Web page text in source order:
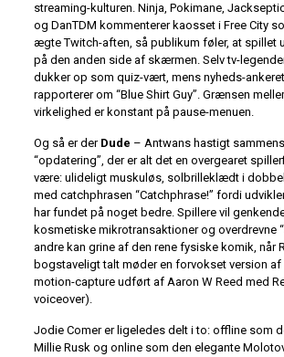
streaming-kulturen. Ninja, Pokimane,
og DanTDM kommenterer kaosset i Free City
ægte Twitch-aften, så publikum føler, at spillet
på den anden side af skærmen. Selv tv-
dukker op som quiz-vært, mens nyheds-
rapporterer om “Blue Shirt Guy”. Grænsen
virkelighed er konstant på pause-menuen.
Og så er der Dude – Antwans hastigt
“opdatering”, der er alt det en overgearet
være: ulideligt muskuløs, solbrilleklædt i
med catchphrasen “Catchphrase!” fordi
har fundet på noget bedre. Spillere vil
kosmetiske mikrotransaktioner og overdrevne
andre kan grine af den rene fysiske komik, når
bogstaveligt talt møder en forvokset version
motion-capture udført af Aaron W Reed med
voiceover).
Jodie Comer er ligeledes delt i to: offline som
Millie Rusk og online som den elegante